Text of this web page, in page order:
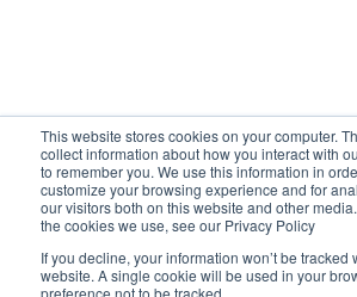
This website stores cookies on your computer.
collect information about how you interact with
to remember you. We use this information in
customize your browsing experience and for
our visitors both on this website and other
the cookies we use, see our Privacy Policy
If you decline, your information won’t be tracked
website. A single cookie will be used in your
preference not to be tracked.